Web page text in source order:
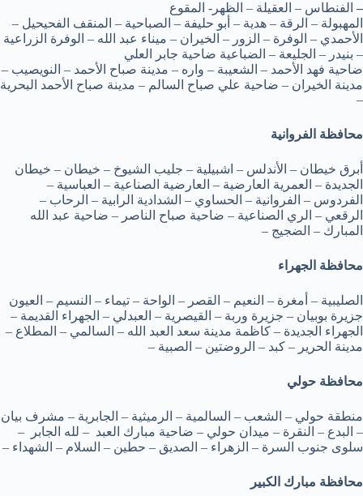
– الفنطاس – العقيلة – الظهر- المقوع
المهبولة – الرقة – هدية – أبو حليفة – الصباحية – المنقف الفحيحيل –
الأحمدي – الوفرة – الزور – الخيران – ميناء عبد الله – الوفرة الزراعية
– بنيدر – الجليعة – الضباعية ضاحية جابر العلي
ضاحية فهد الأحمد – الشعيبة – واره – مدينة صباح الأحمد – النويصيب –
مدينة الخيران – ضاحية علي صباح السالم – مدينة صباح الأحمد البحرية
–
محافظة الفروانية
أبرق خيطان – الأندلس – اشبيلية – جليب الشيوخ – خيطان – خيطان
الجديدة – العمرية العارضية – العارضية الصناعية – العباسية –
الفردوس – الفروانية – الحساوي – الشدادية الرابية – الرحاب –
الرقعي – الري الصناعية – ضاحية صباح الناصر – ضاحية عبد الله
المبارك – الضجيج –
محافظة الجهراء
الصليبية – أمغرة – النعيم – القصر – الواحة – تيماء – النسيم – العيون
جزيرة بوبيان – جزيرة وربة – القيصرية – العبدلي – الجهراء القديمة –
الجهراء الجديدة – كاظمة مدينة سعد العبد الله – السالمي – المطلاع –
مدينة الحرير – كبد – الروضتين – الصبية –
محافظة حولي
منطقة حولي – الشعب – السالمية – الرميثية – الجابرية – مشرف بيان
– البدع – النقرة – ميدان حولي – ضاحية مبارك العبد – لله الجابر –
سلوى جنوب السرة – الزهراء – الصديق – حطين – السلام – الشهداء –
محافظة مبارك الكبير